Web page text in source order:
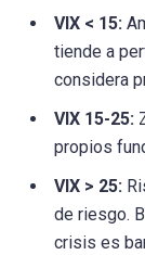
VIX < 15:
tiende a
considera
VIX 15-25:
propios
VIX > 25:
de riesgo.
crisis es